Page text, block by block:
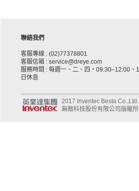
聯絡我們
客服專線 : (02)77378801
客服信箱 : service@dreye.com
服務時間 : 每週一、二、四，09:30–12:00、
日休息
2017 Inventec Besta
無敵科技股份有限公司版權